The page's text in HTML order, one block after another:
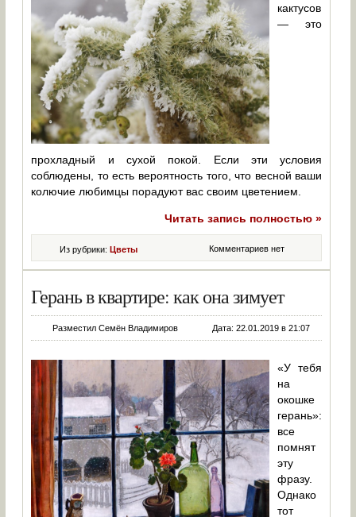
кактусов
— это
прохладный и сухой покой. Если эти условия
соблюдены, то есть вероятность того, что весной ваши
колючие любимцы порадуют вас своим цветением.
Читать запись полностью »
Комментариев нет
Из рубрики:Цветы
Герань в квартире: как она зимует
Разместил Семён Владимиров Дата: 22.01.2019 в 21:07
«У тебя
на
окошке
герань»:
все
помнят
эту
фразу.
Однако
тот